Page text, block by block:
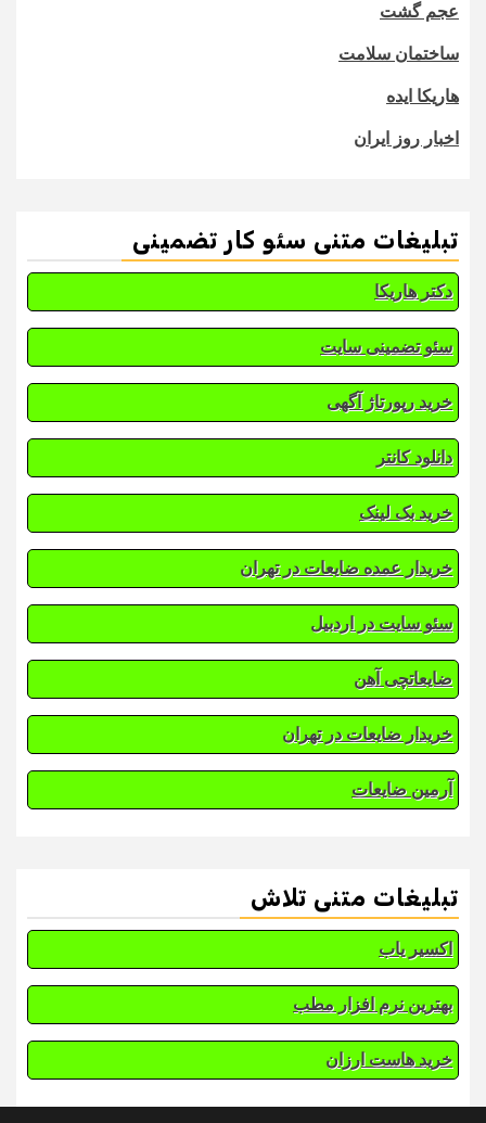
عجم گشت
ساختمان سلامت
هاریکا ایده
اخبار روز ایران
تبلیغات متنی سئو کار تضمینی
دکتر هاریکا
سئو تضمینی سایت
خرید رپورتاژ آگهی
دانلود کانتر
خرید بک لینک
خریدار عمده ضایعات در تهران
سئو سایت در اردبیل
ضایعاتچی آهن
خریدار ضایعات در تهران
آرمین ضایعات
تبلیغات متنی تلاش
اکسیر یاب
بهترین نرم افزار مطب
خرید هاست ارزان